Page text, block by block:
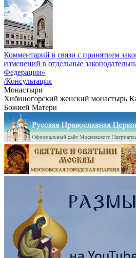
Комментарий в связи с принятием
изменений в отдельные
Федерации»
/Консультация
Монастыри
Хибиногорский женский монастырь
Божией Матери